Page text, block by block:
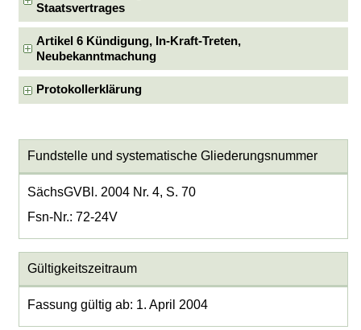
Staatsvertrages
Artikel 6 Kündigung, In-Kraft-Treten,
Neubekanntmachung
Protokollerklärung
Fundstelle und systematische Gliederungsnummer
SächsGVBl. 2004 Nr. 4, S. 70
Fsn-Nr.: 72-24V
Gültigkeitszeitraum
Fassung gültig ab: 1. April 2004